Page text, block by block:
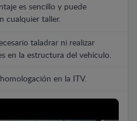
es sencillo y puede
cualquier taller.
taladrar ni realizar
en la estructura del vehículo.
en la ITV.